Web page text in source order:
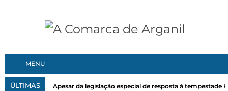
MENU
ÚLTIMAS Apesar da legislação especial de resposta à tempestade